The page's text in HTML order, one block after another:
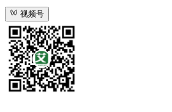
视频号